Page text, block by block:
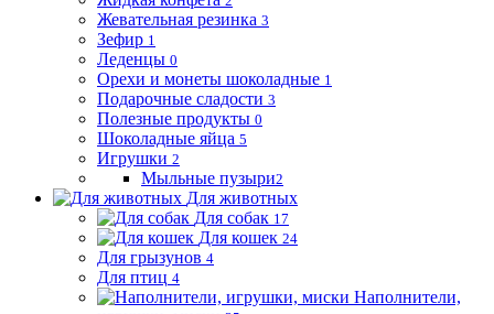
Жевательная резинка 3
Зефир 1
Леденцы 0
Орехи и монеты шоколадные 1
Подарочные сладости 3
Полезные продукты 0
Шоколадные яйца 5
Игрушки 2
Мыльные пузыри2
Для животных
Для собак 17
Для кошек 24
Для грызунов 4
Для птиц 4
Наполнители,